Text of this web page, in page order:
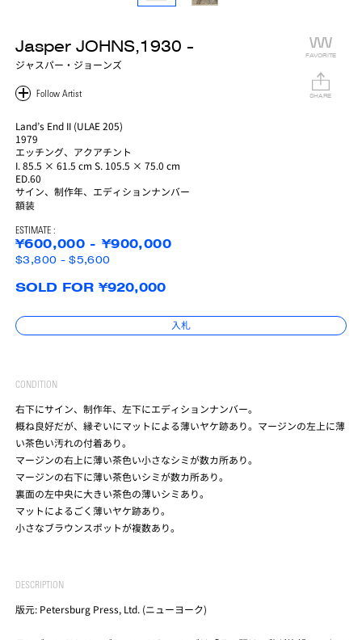
Jasper JOHNS,1930 -
ジャスパー・ジョーンズ
Land’s End II (ULAE 205)
1979
エッチング、アクアチント
I. 85.5 × 61.5 cm S. 105.5 × 75.0 cm
ED.60
サイン、制作年、エディションナンバー
額装
FAVORITE
SHARE
ESTIMATE :
¥600,000 - ¥900,000
$3,800 - $5,600
SOLD FOR ¥920,000
入札
CONDITION
右下にサイン、制作年、左下にエディションナンバー。
概ね良好だが、縁ぞいにマットによる薄いヤケ跡あり。マージンの左上に薄
い茶色い汚れの付着あり。
マージンの右上に薄い茶色い小さなシミが数カ所あり。
マージンの右下に薄い茶色いシミが数カ所あり。
裏面の左中央に大きい茶色の薄いシミあり。
マットによるごく薄いヤケ跡あり。
小さなブラウンスポットが複数あり。
DESCRIPTION
版元: Petersburg Press, Ltd. (ニューヨーク)